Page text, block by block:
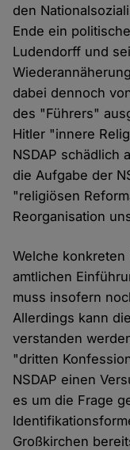
den
Ende ein
Ludendorff und
dabei dennoch
des "Führers"
Hitler "innere
NSDAP schädlich
die Aufgabe der
"religiösen
Reorganisation
Welche
amtlichen
muss insofern
Allerdings kann
verstanden
"dritten
NSDAP einen
es um die Frage
Großkirchen